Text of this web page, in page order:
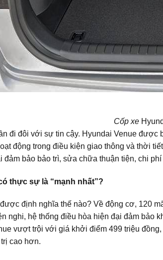
Cốp xe
đi đôi với sự tin cậy. Hyundai Venue được
động trong điều kiện giao thông và thời
đảm bảo bảo trì, sửa chữa thuận tiện, chi
thực sự là “mạnh nhất”?
được định nghĩa thế nào? Về động cơ, 120
nghi, hệ thống điều hòa hiện đại đảm bảo
vượt trội với giá khởi điểm 499 triệu
cao hơn.